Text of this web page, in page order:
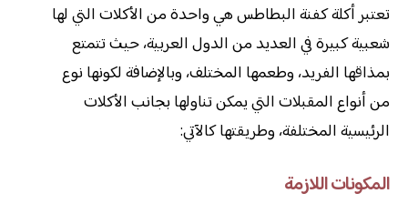
تعتبر أكلة كفنة البطاطس هي واحدة من الأكلات التي لها
شعبية كبيرة في العديد من الدول العربية، حيث تتمتع
بمذاقها الفريد، وطعمها المختلف، وبالإضافة لكونها نوع
من أنواع المقبلات التي يمكن تناولها بجانب الأكلات
الرئيسية المختلفة، وطريقتها كالآتي:
المكونات اللازمة